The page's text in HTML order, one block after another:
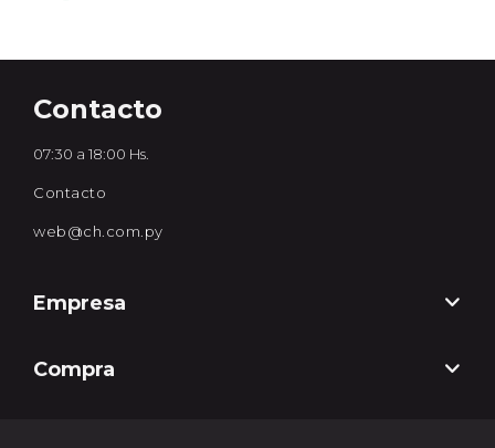
Contacto
07:30 a 18:00 Hs.
Contacto
web@ch.com.py
Empresa
Compra